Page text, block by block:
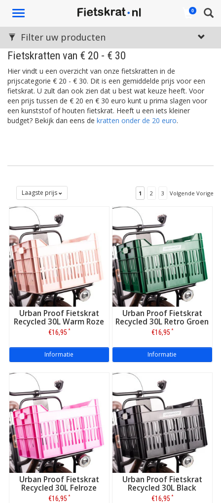
Toggle
0
Fietskratten van € 20 - € 30
Hier vindt u een overzicht van onze fietskratten in de
prijscategorie € 20 - € 30. Dit is een gemiddelde prijs voor een
fietskrat. U zult dan ook zien dat u best wat keuze heeft. Voor
een prijs tussen de € 20 en € 30 euro kunt u prima slagen voor
een kunststof of houten fietskrat. Heeft u een iets kleiner
budget? Bekijk dan eens de kratten onder de 20 euro.
Filter uw producten
Laagste prijs 1 2 3 Volgende Vorige
Urban Proof Fietskrat
Recycled 30L Warm Roze
€16,95 *
Informatie
Urban Proof Fietskrat
Recycled 30L Retro Groen
€16,95 *
Informatie
Urban Proof Fietskrat
Recycled 30L Felroze
€16,95 *
Urban Proof Fietskrat
Recycled 30L Black
€16,95 *